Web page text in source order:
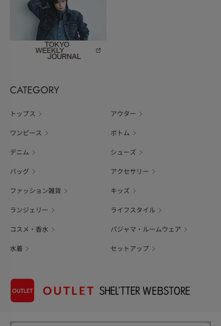
CATEGORY
トップス アウター
ワンピース ボトム
デニム シューズ
バッグ アクセサリー
ファッション雑貨 キッズ
ランジェリー ライフスタイル
コスメ・香水 パジャマ・ルームウェア
水着 セットアップ